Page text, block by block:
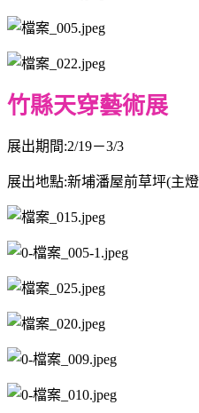
竹縣天穿藝術展
展出期間:2/19－3/3
展出地點:新埔潘屋前草坪(主